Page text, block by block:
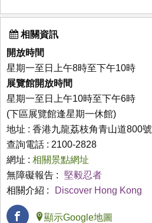
相關資訊
開放時間
星期一至日上午8時至下午10時
展覽館開放時間
星期一至日上午10時至下午6時
(下區展覽館逢星期一休館)
地址 : 香港九龍荔枝角青山道800號
查詢電話 : 2100-2828
網址 : 相關景點網址
無障礙報告 :
堅毅忍者
相關介紹 :
Discover Hong Kong
顯示Google地圖